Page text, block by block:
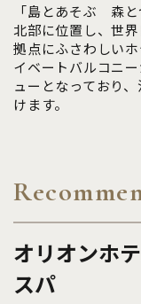
「島とあそぶ 森
北部に位置し、世
拠点にふさわしい
イベートバルコニ
ューとなっており
けます。
オリオンホ
スパ